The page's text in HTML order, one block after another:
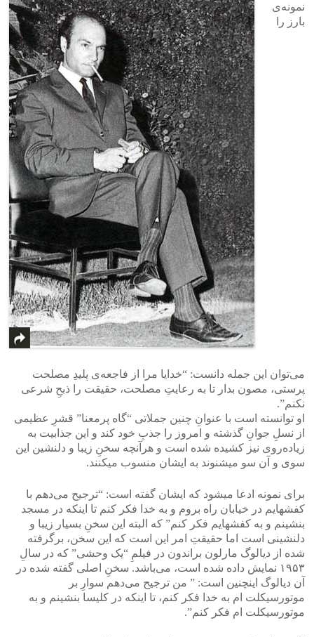
نمونه‌ی
بارز را
می‌توان این جمله دانست: “خدایا مرا از فاجعه‌ی پلیدِ مصلحت
پرستی، مصون بدار تا به رعایتِ مصلحت، حقیقت را ذبحِ شرعی
نکنم”.
او توانسته است با عنوانِ چنین جملاتی “گاه پرمعنا” قشرِ عظیمی‌
از نسلِ جوانِ گذشته و امروز را جذبِ خود کند و این جذابیت به
زیاده‌روی نیز کشیده شده است و هرآنچه سخنِ زیبا و دلنشین این
سوی و آن سو میشنوند به ایشان منسوب میکنند.
برای نمونه ادعا میشود که ایشان گفته است: “ترجیح می‌دهم با
کفشهایم در خیابان راه بروم و به خدا فکر کنم تا اینکه در مسجد
بنشینم و به کفشهایم فکر کنم” که البته این سخنِ بسیار زیبا و
دلنشینی است اما حقیقتِ امر این است که این سخن، برگرفته
شده از دیالوگ مارلون براندون در فیلمِ “یک وحشی” که در سالِ
۱۹۵۳ نمایش داده شده است، می‌باشد. سخنِ اصلی‌ گفته شده در
آن دیالوگ اینچنین است: ” من ترجیح می‌دهم سوارِ بر
موتورسیکلت‌ ام به خدا فکر کنم، تا اینکه در کلیسا بنشینم و به
موتورسیکلت‌ ام فکر کنم”.